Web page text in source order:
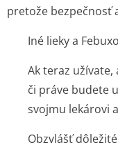
pretože bezpečnosť
Iné lieky a
Ak teraz užívate,
či práve budete
svojmu lekárovi
Obzvlášť